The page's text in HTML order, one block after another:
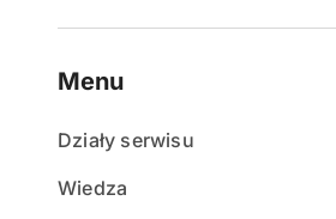
Menu
Działy serwisu
Wiedza